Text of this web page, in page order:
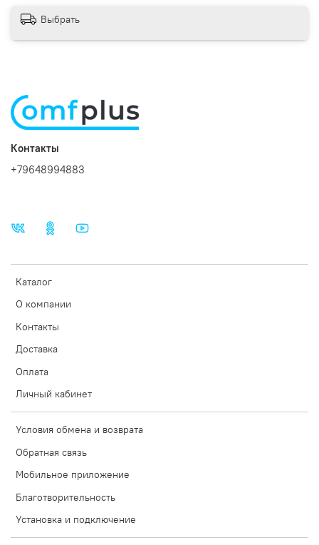
Выбрать
Каталог
О компании
Контакты
Доставка
Оплата
Личный кабинет
Условия обмена и возврата
Обратная связь
Мобильное приложение
Благотворительность
Установка и подключение
Контакты
+79648994883